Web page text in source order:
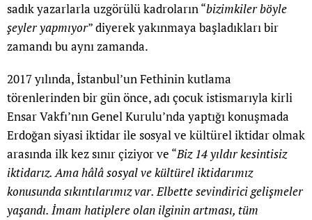
sadık yazarlarla uzgörülü kadroların “bizimkiler böyle
şeyler yapmıyor” diyerek yakınmaya başladıkları bir
zamandı bu aynı zamanda.
2017 yılında, İstanbul’un Fethinin kutlama
törenlerinden bir gün önce, adı çocuk istismarıyla kirli
Ensar Vakfı’nın Genel Kurulu’nda yaptığı konuşmada
Erdoğan siyasi iktidar ile sosyal ve kültürel iktidar olmak
arasında ilk kez sınır çiziyor ve “Biz 14 yıldır kesintisiz
iktidarız. Ama hâlâ sosyal ve kültürel iktidarımız
konusunda sıkıntılarımız var. Elbette sevindirici gelişmeler
yaşandı. İmam hatiplere olan ilginin artması, tüm